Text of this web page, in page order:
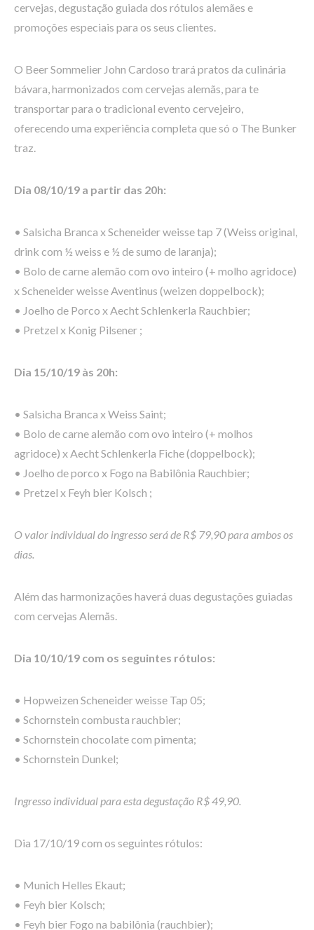
cervejas, degustação guiada dos rótulos alemães e
promoções especiais para os seus clientes.
O Beer Sommelier John Cardoso trará pratos da culinária
bávara, harmonizados com cervejas alemãs, para te
transportar para o tradicional evento cervejeiro,
oferecendo uma experiência completa que só o The Bunker
traz.
Dia 08/10/19 a partir das 20h:
• Salsicha Branca x Scheneider weisse tap 7 (Weiss original,
drink com ½ weiss e ½ de sumo de laranja);
• Bolo de carne alemão com ovo inteiro (+ molho agridoce)
x Scheneider weisse Aventinus (weizen doppelbock);
• Joelho de Porco x Aecht Schlenkerla Rauchbier;
• Pretzel x Konig Pilsener ;
Dia 15/10/19 às 20h:
• Salsicha Branca x Weiss Saint;
• Bolo de carne alemão com ovo inteiro (+ molhos
agridoce) x Aecht Schlenkerla Fiche (doppelbock);
• Joelho de porco x Fogo na Babilônia Rauchbier;
• Pretzel x Feyh bier Kolsch ;
O valor individual do ingresso será de R$ 79,90 para ambos os
dias.
Além das harmonizações haverá duas degustações guiadas
com cervejas Alemãs.
Dia 10/10/19 com os seguintes rótulos:
• Hopweizen Scheneider weisse Tap 05;
• Schornstein combusta rauchbier;
• Schornstein chocolate com pimenta;
• Schornstein Dunkel;
Ingresso individual para esta degustação R$ 49,90.
Dia 17/10/19 com os seguintes rótulos:
• Munich Helles Ekaut;
• Feyh bier Kolsch;
• Feyh bier Fogo na babilônia (rauchbier);